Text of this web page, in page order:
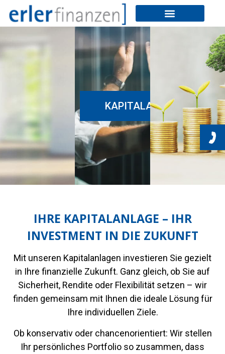
KAPITALANLAGEN
IHRE KAPITALANLAGE – IHR
INVESTMENT IN DIE ZUKUNFT
Mit unseren Kapitalanlagen investieren Sie gezielt
in Ihre finanzielle Zukunft. Ganz gleich, ob Sie auf
Sicherheit, Rendite oder Flexibilität setzen – wir
finden gemeinsam mit Ihnen die ideale Lösung für
Ihre individuellen Ziele.
Ob konservativ oder chancenorientiert: Wir stellen
Ihr persönliches Portfolio so zusammen, dass